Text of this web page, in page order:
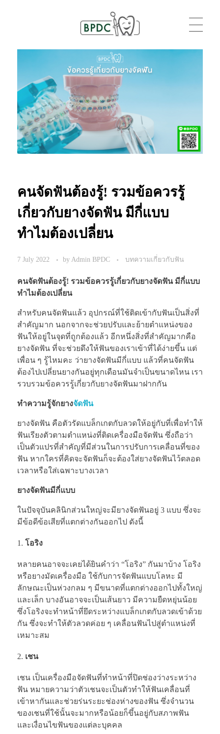
BPDC
คนจัดฟันต้องรู้! รวมข้อควรรู้
เกี่ยวกับยางจัดฟัน มีกี่แบบ
ทำไมต้องเปลี่ยน
7 July 2022 byAdmin BPDC บทความเกี่ยวกับฟัน
คนจัดฟันต้องรู้! รวมข้อควรรู้เกี่ยวกับยางจัดฟัน มีกี่แบบ
ทำไมต้องเปลี่ยน
สำหรับคนจัดฟันแล้ว อุปกรณ์ที่ใช้ติดเข้ากับฟันเป็นสิ่งที่
สำคัญมาก นอกจากจะช่วยปรับและย้ายตำแหน่งของ
ฟันให้อยู่ในจุดที่ถูกต้องแล้ว อีกหนึ่งสิ่งที่สำคัญมากคือ
ยางจัดฟัน ที่จะช่วยดึงให้ฟันของเราเข้าที่ได้ง่ายขึ้น แต่
เพื่อน ๆ รู้ไหมคะ ว่ายางจัดฟันมีกี่แบบ แล้วที่คนจัดฟัน
ต้องไปเปลี่ยนยางกันอยู่ทุกเดือนมันจำเป็นขนาดไหน เรา
รวบรวมข้อควรรู้เกี่ยวกับยางจัดฟันมาฝากกัน
ทำความรู้จักยางจัดฟัน
ยางจัดฟัน คือตัวรัดแบล็กเกตกับลวดให้อยู่กับที่เพื่อทำให้
ฟันเรียงตัวตามตำแหน่งที่ติดเครื่องมือจัดฟัน ซึ่งถือว่า
เป็นตัวแปรที่สำคัญที่มีส่วนในการปรับการเคลื่อนที่ของ
ฟัน หากใครที่คิดจะจัดฟันก็จะต้องใส่ยางจัดฟันไว้ตลอด
เวลาหรือใส่เฉพาะบางเวลา
ยางจัดฟันมีกี่แบบ
ในปัจจุบันคลินิกส่วนใหญ่จะมียางจัดฟันอยู่ 3 แบบ ซึ่งจะ
มีข้อดีข้อเสียที่แตกต่างกันออกไป ดังนี้
โอริง
หลายคนอาจจะเคยได้ยินคำว่า “โอริง” กันมาบ้าง โอริง
หรือยางมัดเครื่องมือ ใช้กับการจัดฟันแบบโลหะ มี
ลักษณะเป็นห่วงกลม ๆ มีขนาดที่แตกต่างออกไปทั้งใหญ่
และเล็ก บางอันอาจจะเป็นเส้นยาว มีความยืดหยุ่นน้อย
ซึ่งโอริงจะทำหน้าที่ยึดระหว่างแบล็กเกตกับลวดเข้าด้วย
กัน ซึ่งจะทำให้ตัวลวดค่อย ๆ เคลื่อนฟันไปสู่ตำแหน่งที่
เหมาะสม
เชน
เชน เป็นเครื่องมือจัดฟันที่ทำหน้าที่ปิดช่องว่างระหว่าง
ฟัน หมายความว่าตัวเชนจะเป็นตัวทำให้ฟันเคลื่อนที่
เข้าหากันและช่วยร่นระยะช่องห่างของฟัน ซึ่งจำนวน
ของเชนที่ใช้นั้นจะมากหรือน้อยก็ขึ้นอยู่กับสภาพฟัน
และเงื่อนไขฟันของแต่ละบุคคล